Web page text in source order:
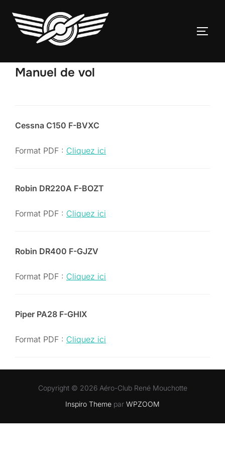
contenu
Manuel de vol
Cessna C150 F-BVXC
Format PDF : Cliquez ici
Robin DR220A F-BOZT
Format PDF : Cliquez ici
Robin DR400 F-GJZV
Format PDF : Cliquez ici
Piper PA28 F-GHIX
Format PDF : Cliquez ici
Copyright © 2026 Aéro-Club René Mouchotte
Inspiro Theme par WPZOOM